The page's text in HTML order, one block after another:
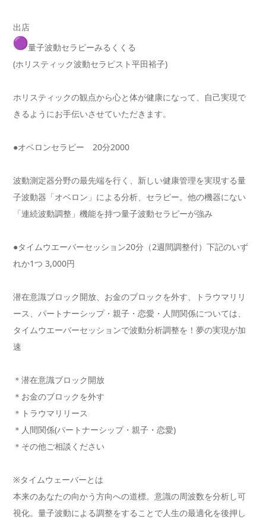
出店
量子波動セラピーみるくくる
(ホリスティック波動セラピスト平田裕子)
ホリスティックの観点から心と体が健康になって、自己実現で
きる ようにお手伝いさせていただきます。
●オベロンセラピー 20分2000
波動測定器分野の最先端を行く、新しい健康管理を実現する量
子波動器「オベロン」による分析、セラピー。他の機器にない
「連続波動調整」機能を持つ量子波動セラピーが強み
●タイムウエーバーセッション20分（2週間調整付）下記のいず
れか1つ 3,000円
潜在意識ブロック開放、お金のブロックを外す、トラウマリリ
ース、パートナーシップ・親子・恋愛・人間関係については、
タイムウエーバーセッションで波動分析調整を！夢の実現が加
速
＊潜在意識ブロック開放
＊お金のブロックを外す
＊トラウマリリース
＊人間関係(パートナーシップ・親子・恋愛)
＊その他ご相談ください
※タイムウェーバーとは
本来のあなたの向かう方向への道標。意識の周波数を分析し可
視化。量子波動による調整をすることで人生の最適化を後押し